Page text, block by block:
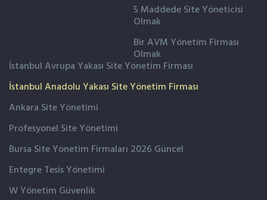
5 Maddede Site Yöneticisi
Olmak
Bir AVM Yönetim Firması
Olmak
İstanbul Avrupa Yakası Site Yönetim Firması
İstanbul Anadolu Yakası Site Yönetim Firması
Ankara Site Yönetimi
Profesyonel Site Yönetimi
Bursa Site Yönetim Firmaları 2026 Güncel
Entegre Tesis Yönetimi
W Yönetim Güvenlik